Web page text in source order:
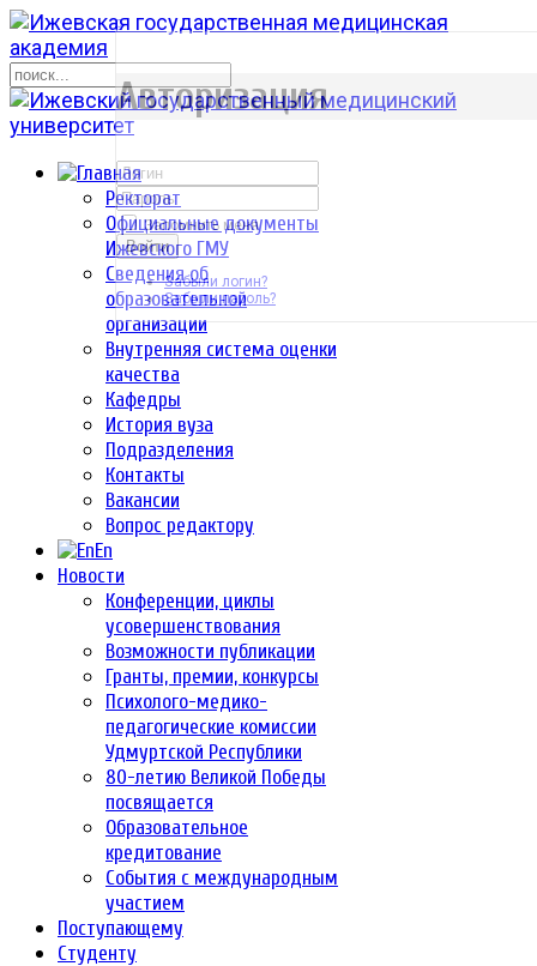
Ректорат
Официальные документы
Ижевского ГМУ
Сведения об
образовательной
организации
Внутренняя система оценки
качества
Кафедры
История вуза
Подразделения
Контакты
Вакансии
Вопрос редактору
En
Новости
Конференции, циклы
усовершенствования
Возможности публикации
Гранты, премии, конкурсы
Психолого-медико-
педагогические комиссии
Удмуртской Республики
80-летию Великой Победы
посвящается
Образовательное
кредитование
События с международным
участием
Поступающему
Студенту
р
Авторизация
Запомнить меня
Войти
Забыли логин?
Забыли пароль?